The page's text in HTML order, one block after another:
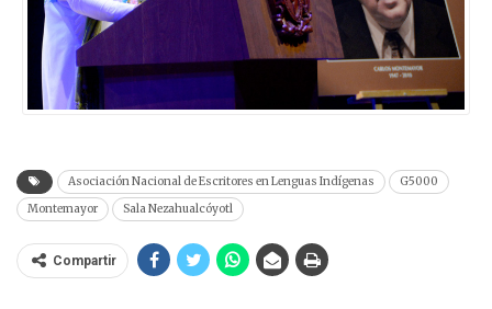
Asociación Nacional de Escritores en Lenguas Indígenas
G5000
Montemayor
Sala Nezahualcóyotl
Compartir